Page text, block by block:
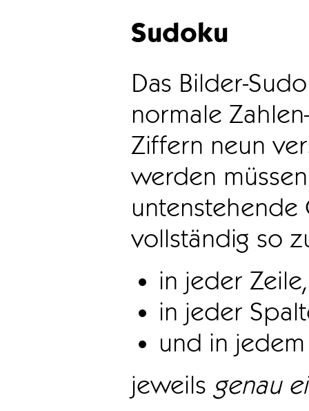
Sudoku
Das Bilder-
normale
Ziffern neun
werden
vollständig so
in jeder Zeile,
in jeder
und in
jeweils genau